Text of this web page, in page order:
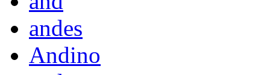
andes
Andino